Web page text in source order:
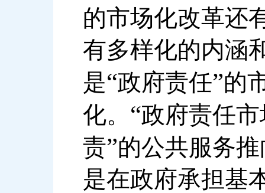
的市场化改革还
有多样化的内涵
是“政府责任”的
化。 “政府责任
责”的公共服务
是在政府承担基